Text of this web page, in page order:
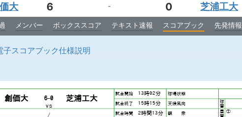
大 6 - 0 芝浦工大
メンバー ボックススコア テキスト速報 スコアブック 先発情報
子スコアブック仕様説明